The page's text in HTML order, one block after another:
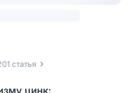
статья
цинк: